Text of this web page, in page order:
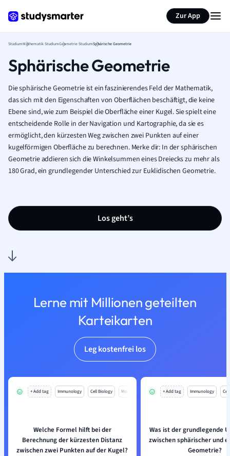
Zur App
StudiumMathematik StudiumGeometrie StudiumSphärische Geometrie
Sphärische Geometrie
Die sphärische Geometrie ist ein faszinierendes Feld der Mathematik,
das sich mit den Eigenschaften von Oberflächen beschäftigt, die keine
Ebene sind, wie zum Beispiel die Oberfläche einer Kugel. Sie spielt eine
entscheidende Rolle in der Navigation und Kartographie, da sie es
ermöglicht, den kürzesten Weg zwischen zwei Punkten auf einer
kugelförmigen Oberfläche zu berechnen. Merke dir: In der sphärischen
Geometrie addieren sich die Winkelsummen eines Dreiecks zu mehr als
180 Grad, ein grundlegender Unterschied zur Euklidischen Geometrie.
Los geht’s
Lerne mit Millionen geteilten
Karteikarten
Leg kostenfrei los
+ Add tag Immunology Cell Biology Mo
Welche Formel hilft bei der
Berechnung der kürzesten Distanz
zwischen zwei Punkten auf der Kugel?
+ Add tag Immunology
Was ist der grundlegende
zwischen sphärischer und
Geometrie?